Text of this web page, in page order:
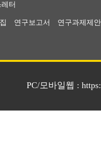
터
연구보고서 연구과제제
PC/모바일웹 :